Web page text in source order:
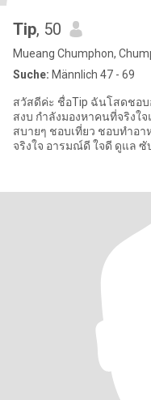
Tip, 50
Mueang Chumphon,
Suche: Männlich 47 - 69
สวัสดีค่ะ ชื่อTip ฉันโสดชอบออกกำลังกาย รั
สงบ กำลังมองหาคนที่จริงใ
สบายๆ ชอบเที่ยว ชอบทำอ
จริงใจ อารมณ์ดี ใจดี ดูแล